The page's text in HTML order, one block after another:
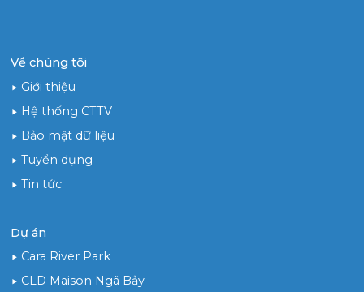
Về chúng tôi
Giới thiệu
Hệ thống CTTV
Bảo mật dữ liệu
Tuyển dụng
Tin tức
Dự án
Cara River Park
CLD Maison Ngã Bảy